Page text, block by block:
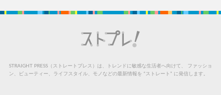
STRAIGHT PRESS（ストレートプレス）は、トレンドに敏感な生活者へ向けて、
ファッショ
ン、ビューティー、ライフスタイル、モノなどの最新情報を “ストレート” に発信します。